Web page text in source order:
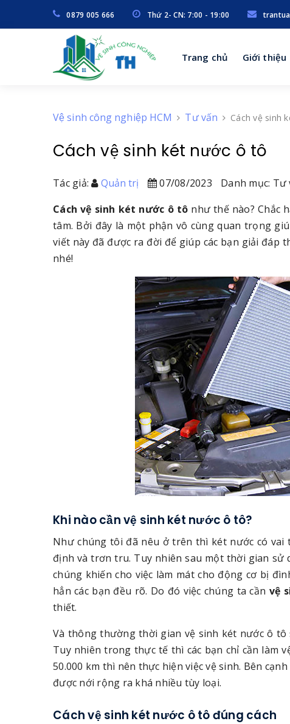
0879 005 666 Thứ 2- CN: 7:00 - 19:00
Trang chủ Giới thiệu
Vệ sinh công nghiệp HCM Tư vấn Cách vệ sinh
Cách vệ sinh két nước ô tô
Tác giả: Quản trị 07/08/2023
Danh mục: Tư
Cách vệ sinh két nước ô tô như thế nào? Chắc
tâm. Bởi đây là một phận vô cùng quan trọng
viết này đã được ra đời để giúp các bạn giải đáp
nhé!
Khi nào cần vệ sinh két nước ô tô?
Như chúng tôi đã nêu ở trên thì két nước có
định và trơn tru. Tuy nhiên sau một thời gian sử
chúng khiến cho việc làm mát cho động cơ bị
hẳn các bạn đều rõ. Do đó việc chúng ta cần vệ
thiết.
Và thông thường thời gian vệ sinh két nước ô tô
Tuy nhiên trong thực tế thì các bạn chỉ cần làm
50.000 km thì nên thực hiện việc vệ sinh. Bên
được nới rộng ra khá nhiều tùy loại.
Cách vệ sinh két nước ô tô đúng cách